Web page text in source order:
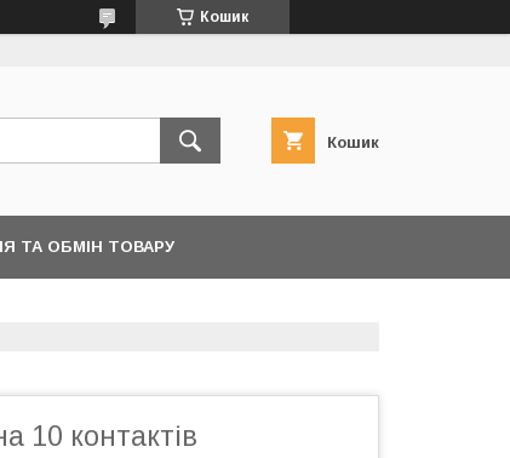
Кошик
Кошик
ТА ОБМІН ТОВАРУ
10 контактів